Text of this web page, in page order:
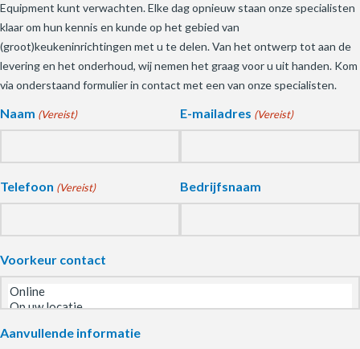
Equipment kunt verwachten. Elke dag opnieuw staan onze specialisten
klaar om hun kennis en kunde op het gebied van
(groot)keukeninrichtingen met u te delen. Van het ontwerp tot aan de
levering en het onderhoud, wij nemen het graag voor u uit handen. Kom
via onderstaand formulier in contact met een van onze specialisten.
Naam (Vereist) E-mailadres (Vereist)
Telefoon (Vereist) Bedrijfsnaam
Voorkeur contact
Aanvullende informatie